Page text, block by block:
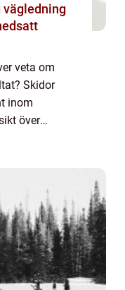
veta om
Skidor
inom
över